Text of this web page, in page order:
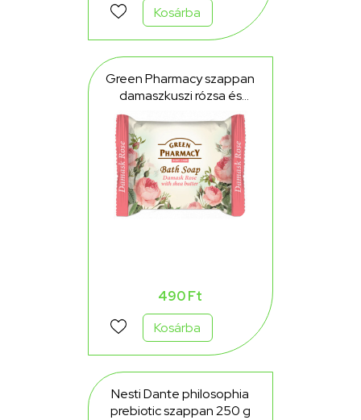
Kosárba
Green Pharmacy szappan
damaszkuszi rózsa és
sheavaj tartalommal 100 g
490 Ft
Kosárba
Nesti Dante philosophia
prebiotic szappan 250 g